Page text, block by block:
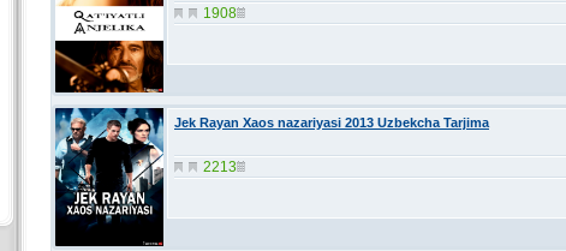
1908
Jek Rayan Xaos nazariyasi 2013 Uzbekcha Tarjima
2213